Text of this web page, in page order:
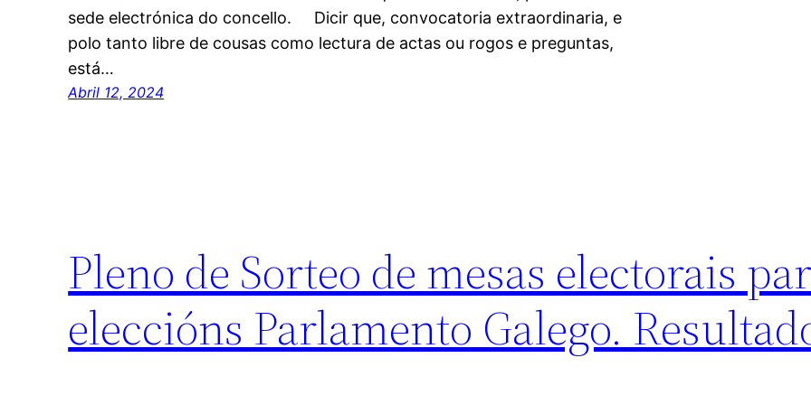
sede electrónica do concello. Dicir que, convocatoria extraordinaria, e
polo tanto libre de cousas como lectura de actas ou rogos e preguntas,
está…
Abril 12, 2024
Pleno de Sorteo de mesas electorais
eleccións Parlamento Galego.